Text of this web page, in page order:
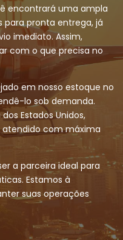
encontrará uma ampla
para pronta entrega, já
imediato. Assim,
com o que precisa no
em nosso estoque no
lo sob demanda.
Estados Unidos,
atendido com máxima
a parceira ideal para
Estamos à
suas operações